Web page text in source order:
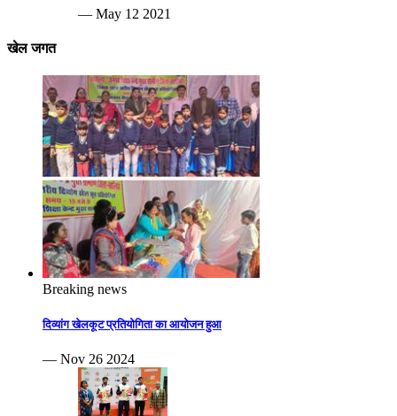
— May 12 2021
खेल जगत
Breaking news
दिव्यांग खेलकूट प्रतियोगिता का आयोजन हुआ
— Nov 26 2024